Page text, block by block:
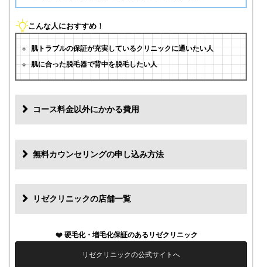
こんな人におすすめ！
肌トラブルの保証が充実しているクリニックに通いたい人
肌に合った脱毛器で背中を脱毛したい人
コース料金以外にかかる費用
初診料 0円
再診料 0円
薬代 0円
無料カウンセリングの申し込み方法
リゼクリニックの店舗一覧
硬毛化・増毛化保証のあるリゼクリニック
リゼクリニックの公式サイトへ